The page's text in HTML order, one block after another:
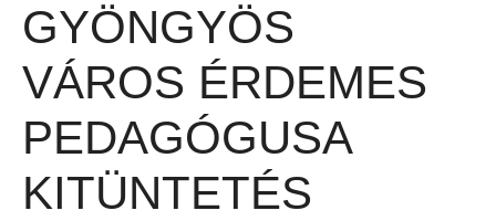
GYÖNGYÖS
VÁROS ÉRDEMES
PEDAGÓGUSA
KITÜNTETÉS